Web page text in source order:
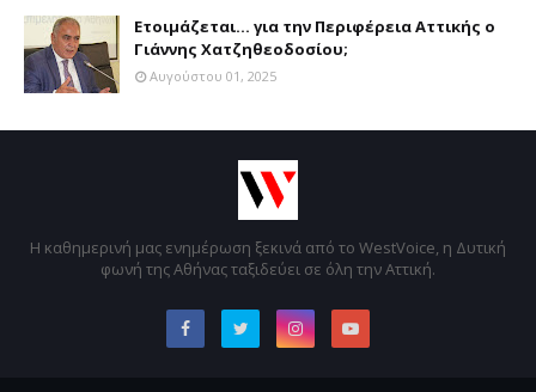
Ετοιμάζεται... για την Περιφέρεια Αττικής ο
Γιάννης Χατζηθεοδοσίου;
Αυγούστου 01, 2025
Η καθημερινή μας ενημέρωση ξεκινά από το WestVoice, η Δυτική
φωνή της Αθήνας ταξιδεύει σε όλη την Αττική.